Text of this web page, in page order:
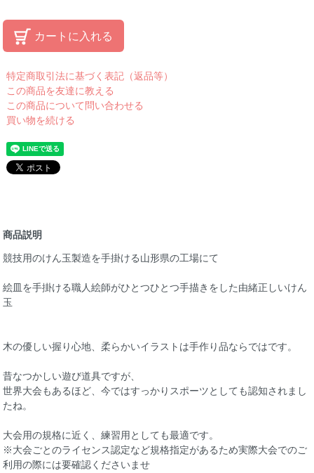
カートに入れる
特定商取引法に基づく表記（返品等）
この商品を友達に教える
この商品について問い合わせる
買い物を続ける
商品説明
競技用のけん玉製造を手掛ける山形県の工場にて
絵皿を手掛ける職人絵師がひとつひとつ手描きをした由緒正しいけん
玉
木の優しい握り心地、柔らかいイラストは手作り品ならではです。
昔なつかしい遊び道具ですが、
世界大会もあるほど、今ではすっかりスポーツとしても認知されまし
たね。
大会用の規格に近く、練習用としても最適です。
※大会ごとのライセンス認定など規格指定があるため実際大会でのご
利用の際には要確認くださいませ